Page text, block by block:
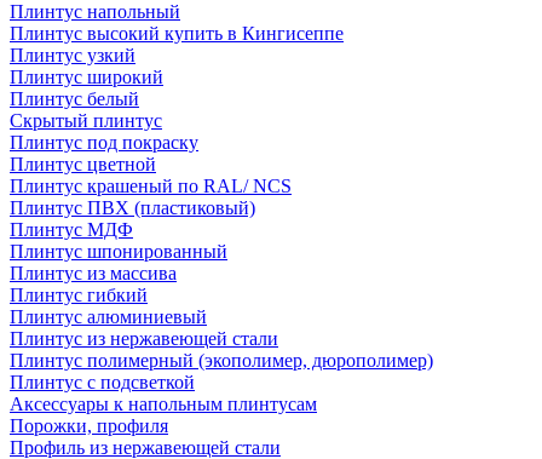
Плинтус напольный
Плинтус высокий купить в Кингисеппе
Плинтус узкий
Плинтус широкий
Плинтус белый
Скрытый плинтус
Плинтус под покраску
Плинтус цветной
Плинтус крашеный по RAL/ NCS
Плинтус ПВХ (пластиковый)
Плинтус МДФ
Плинтус шпонированный
Плинтус из массива
Плинтус гибкий
Плинтус алюминиевый
Плинтус из нержавеющей стали
Плинтус полимерный (экополимер, дюрополимер)
Плинтус с подсветкой
Аксессуары к напольным плинтусам
Порожки, профиля
Профиль из нержавеющей стали